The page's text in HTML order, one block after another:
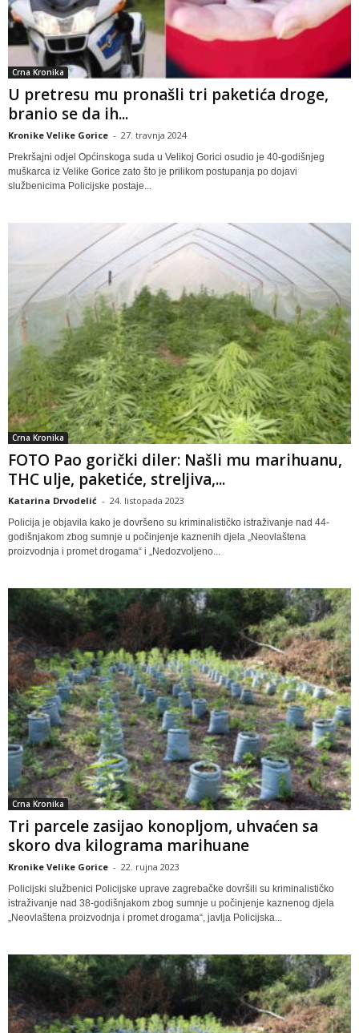
Crna Kronika
U pretresu mu pronašli tri paketića droge,
branio se da ih...
Kronike Velike Gorice - 27. travnja 2024
Prekršajni odjel Općinskoga suda u Velikoj Gorici osudio je 40-godišnjeg
muškarca iz Velike Gorice zato što je prilikom postupanja po dojavi
službenicima Policijske postaje...
Crna Kronika
FOTO Pao gorički diler: Našli mu marihuanu,
THC ulje, paketiće, streljiva,...
Katarina Drvodelić - 24. listopada 2023
Policija je objavila kako je dovršeno su kriminalističko istraživanje nad 44-
godišnjakom zbog sumnje u počinjenje kaznenih djela „Neovlaštena
proizvodnja i promet drogama“ i „Nedozvoljeno...
Crna Kronika
Tri parcele zasijao konopljom, uhvaćen sa
skoro dva kilograma marihuane
Kronike Velike Gorice - 22. rujna 2023
Policijski službenici Policijske uprave zagrebačke dovršili su kriminalističko
istraživanje nad 38-godišnjakom zbog sumnje u počinjenje kaznenog djela
„Neovlaštena proizvodnja i promet drogama“, javlja Policijska...